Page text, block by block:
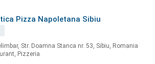
Pizza Napoletana Sibiu
Str. Doamna Stanca nr. 53, Sibiu, Romania
Pizzeria